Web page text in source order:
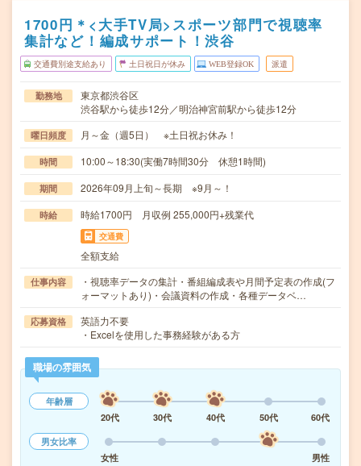
1700円＊<大手TV局>スポーツ部門で視聴率
集計など！編成サポート！渋谷
交通費別途支給あり 土日祝日が休み WEB登録OK 派遣
勤務地
東京都渋谷区
渋谷駅から徒歩12分／明治神宮前駅から徒歩12分
曜日頻度 月～金（週5日） ※土日祝お休み！
時間 10:00～18:30(実働7時間30分 休憩1時間)
期間 2026年09月上旬～長期 ※9月～！
時給 時給1700円 月収例 255,000円+残業代
交通費
全額支給
仕事内容
・視聴率データの集計・番組編成表や月間予定表の作成(フ
ォーマットあり)・会議資料の作成・各種データベ…
応募資格
英語力不要
・Excelを使用した事務経験がある方
職場の雰囲気
年齢層
20代
30代 40代 50代
60代
男女比率
女性
男性